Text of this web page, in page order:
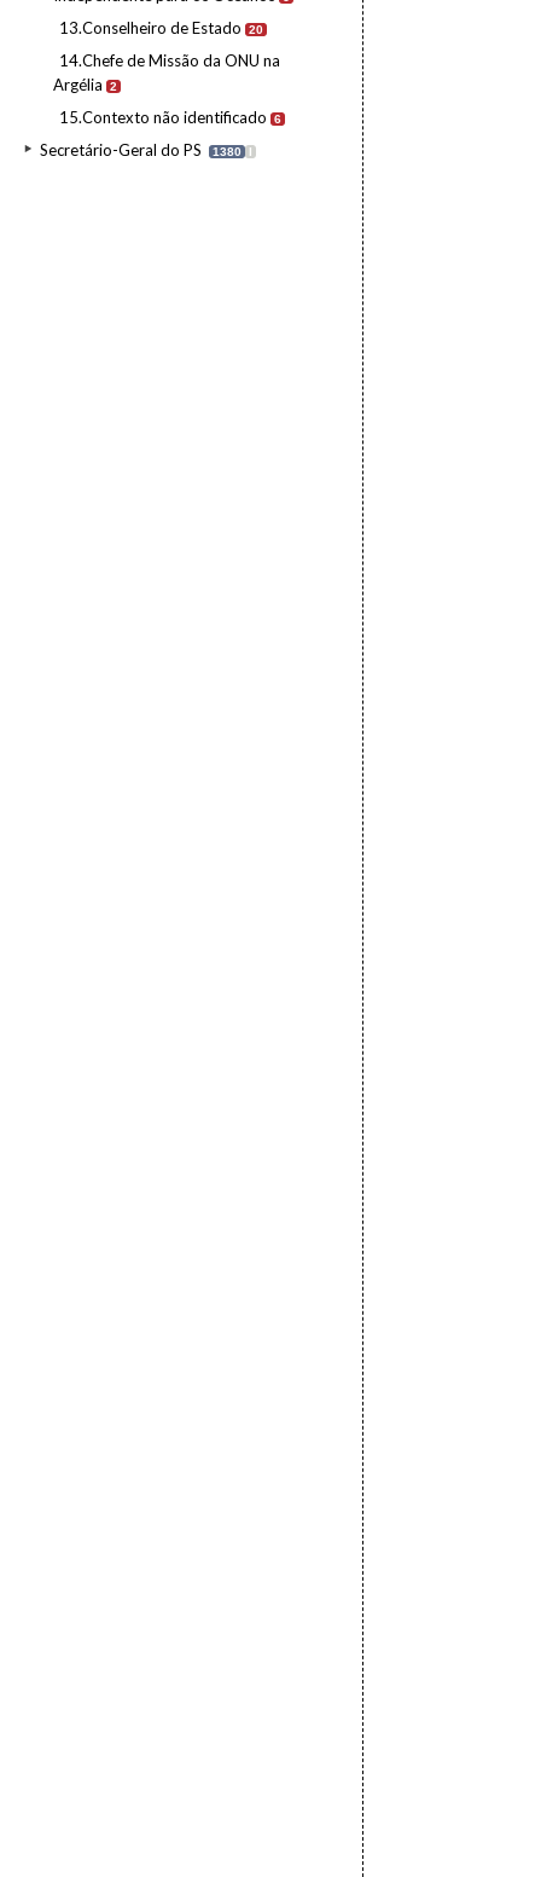
13.Conselheiro de Estado 20
14.Chefe de Missão da ONU na
Argélia
2
15.Contexto não identificado 6
Secretário-Geral do PS 1380 I